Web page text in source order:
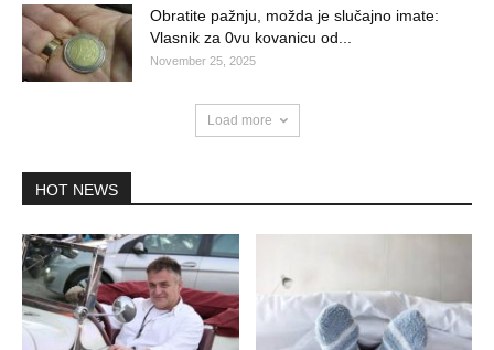
Obratite pažnju, možda je slučajno imate:
Vlasnik za 0vu kovanicu od...
November 25, 2025
Load more
HOT NEWS